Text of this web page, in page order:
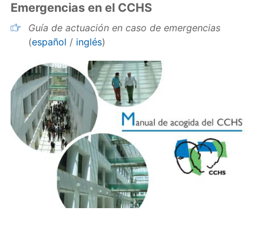
Emergencias en el CCHS
Guía de actuación en caso de emergencias
(español / inglés)